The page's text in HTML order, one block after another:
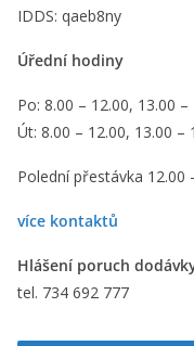
IDDS: qaeb8ny
Úřední hodiny
Po: 8.00 – 12.00, 13.00 –
Út: 8.00 – 12.00, 13.00 –
Polední přestávka 12.00
více kontaktů
Hlášení poruch
tel. 734 692 777